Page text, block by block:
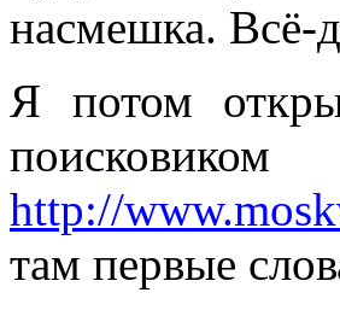
насмешка. Всё-
Я потом
http://
там первые